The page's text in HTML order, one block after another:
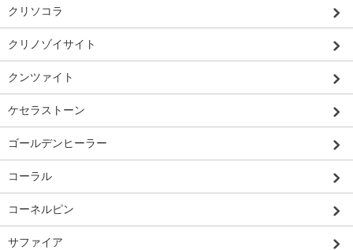
クリソコラ
クリノゾイサイト
クンツァイト
ケセラストーン
ゴールデンヒーラー
コーラル
コーネルピン
サファイア